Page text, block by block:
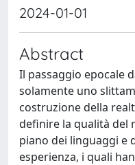
2024-01-01
Abstract
Il passaggio epocale
solamente uno
costruzione della
definire la qualità del
piano dei linguaggi e
esperienza, i quali